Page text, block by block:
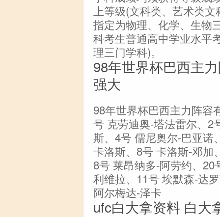
上等级(文科类、艺术类
指定为物理、化学、生物
科考生普通高中学业水平
理三门学科)。
98年世界杯巴西主
强大
98年世界杯巴西主力阵容
号 克劳迪奥-塔法雷尔、2
斯、4号 儒尼奥尔-巴亚诺
卡洛斯、8号 卡洛斯-邓加
8号 莱昂纳多-阿劳约、
利维拉、11号 埃默森-达
阿尔梅达-泽卡
ufc白大拿资料 白大